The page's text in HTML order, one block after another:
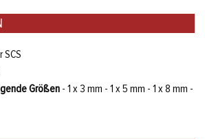
SCS
Größen - 1 x 3 mm - 1 x 5 mm - 1 x 8 mm -